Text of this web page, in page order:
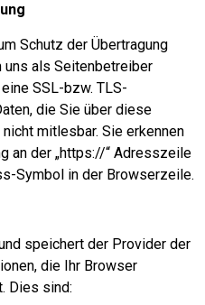
Schutz der Übertragung
uns als Seitenbetreiber
SSL-bzw. TLS-
die Sie über diese
mitlesbar. Sie erkennen
an der „https://“ Adresszeile
Symbol in der Browserzeile.
speichert der Provider der
die Ihr Browser
Dies sind: